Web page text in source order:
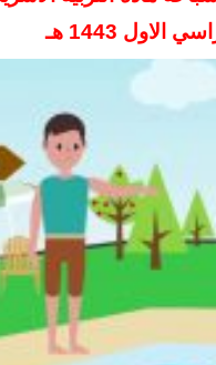
الاول 1443 هـ